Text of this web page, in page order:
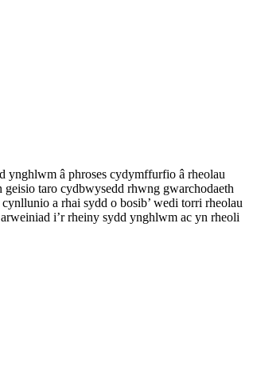
ynghlwm â phroses cydymffurfio â rheolau
taro cydbwysedd rhwng gwarchodaeth
a rhai sydd o bosib’ wedi torri rheolau
i’r rheiny sydd ynghlwm ac yn rheoli